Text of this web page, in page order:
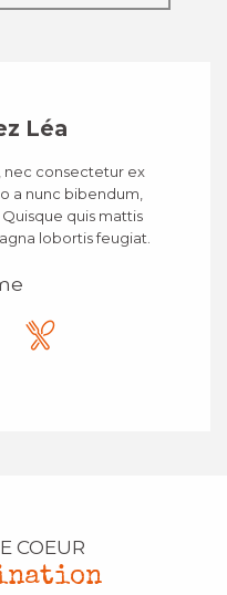
Léa
nec consectetur ex
a nunc bibendum,
quis mattis
lobortis feugiat.
COEUR